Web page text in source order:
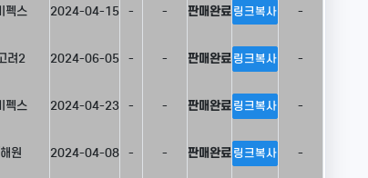
펙스 2024-04-15 - - 판매완료 링크복사 -
려2 2024-06-05 - - 판매완료 링크복사 -
펙스 2024-04-23 - - 판매완료 링크복사 -
원 2024-04-08 - - 판매완료 링크복사 -